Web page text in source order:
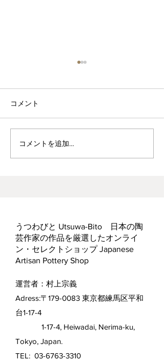
ヘス&あかね夫妻 ２人展
コメント
コメントを追加…
うつわびと Utsuwa-Bito 日本の陶
芸作家の作品を厳選したオンライ
ン・セレクトショップ Japanese
Artisan Pottery Shop
運営者：村上宗義
Adress:〒179-0083 東京都練馬区平和
台1-17-4
1-17-4, Heiwadai, Nerima-ku,
Tokyo, Japan.
TEL: 03-6763-3310